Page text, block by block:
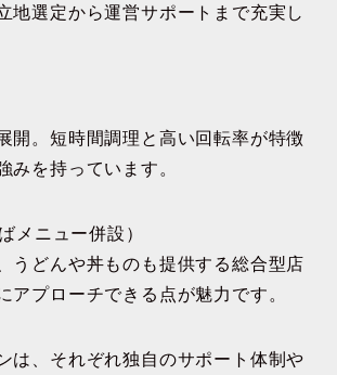
地選定から運営サポートまで充実し
開。短時間調理と高い回転率が特徴
みを持っています。
メニュー併設）
うどんや丼ものも提供する総合型店
アプローチできる点が魅力です。
は、それぞれ独自のサポート体制や